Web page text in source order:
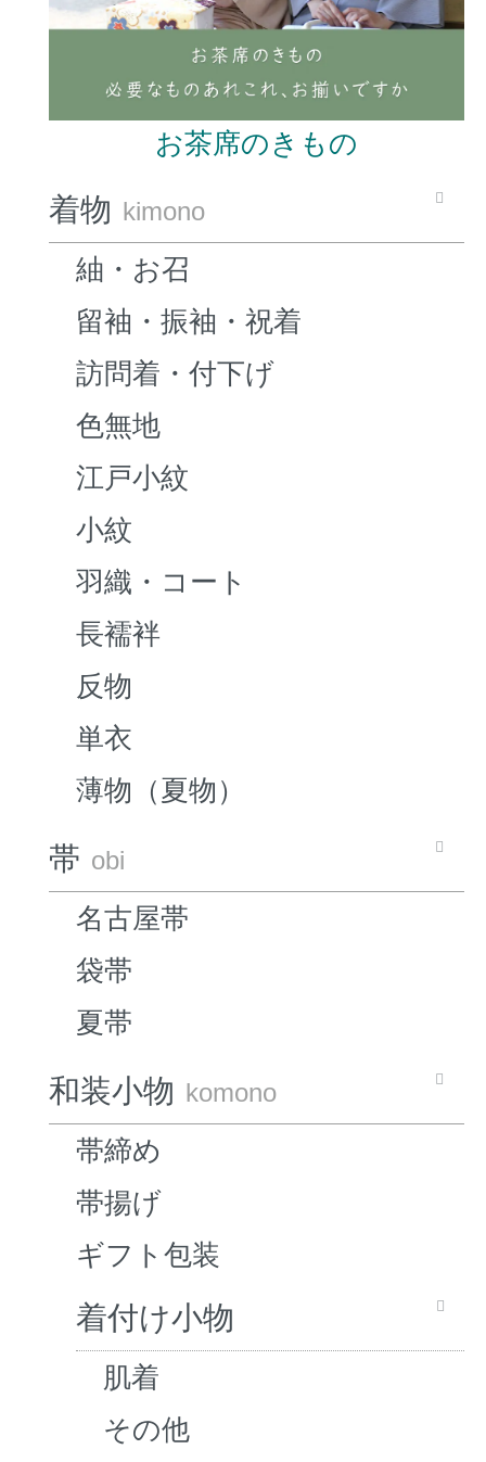
お茶席のきもの
着物 kimono
紬・お召
留袖・振袖・祝着
訪問着・付下げ
色無地
江戸小紋
小紋
羽織・コート
長襦袢
反物
単衣
薄物（夏物）
帯 obi
名古屋帯
袋帯
夏帯
和装小物 komono
帯締め
帯揚げ
ギフト包装
着付け小物
肌着
その他